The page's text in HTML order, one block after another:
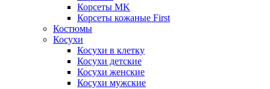
Корсеты MK
Корсеты кожаные First
Костюмы
Косухи
Косухи в клетку
Косухи детские
Косухи женские
Косухи мужские